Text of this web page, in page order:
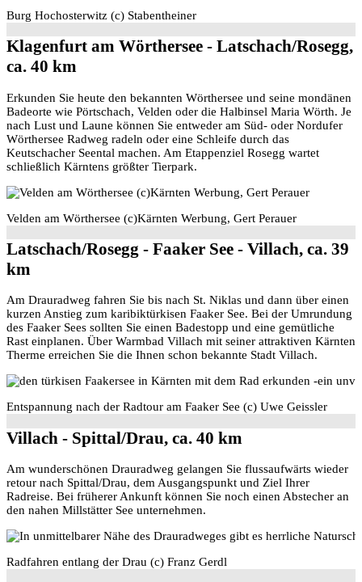
Burg Hochosterwitz (c) Stabentheiner
Klagenfurt am Wörthersee - Latschach/Rosegg,
ca. 40 km
Erkunden Sie heute den bekannten Wörthersee und seine mondänen
Badeorte wie Pörtschach, Velden oder die Halbinsel Maria Wörth. Je
nach Lust und Laune können Sie entweder am Süd- oder Nordufer
Wörthersee Radweg radeln oder eine Schleife durch das
Keutschacher Seental machen. Am Etappenziel Rosegg wartet
schließlich Kärntens größter Tierpark.
Velden am Wörthersee (c)Kärnten Werbung, Gert Perauer
Latschach/Rosegg - Faaker See - Villach, ca. 39
km
Am Drauradweg fahren Sie bis nach St. Niklas und dann über einen
kurzen Anstieg zum karibiktürkisen Faaker See. Bei der Umrundung
des Faaker Sees sollten Sie einen Badestopp und eine gemütliche
Rast einplanen. Über Warmbad Villach mit seiner attraktiven Kärnten
Therme erreichen Sie die Ihnen schon bekannte Stadt Villach.
Entspannung nach der Radtour am Faaker See (c) Uwe Geissler
Villach - Spittal/Drau, ca. 40 km
Am wunderschönen Drauradweg gelangen Sie flussaufwärts wieder
retour nach Spittal/Drau, dem Ausgangspunkt und Ziel Ihrer
Radreise. Bei früherer Ankunft können Sie noch einen Abstecher an
den nahen Millstätter See unternehmen.
Radfahren entlang der Drau (c) Franz Gerdl